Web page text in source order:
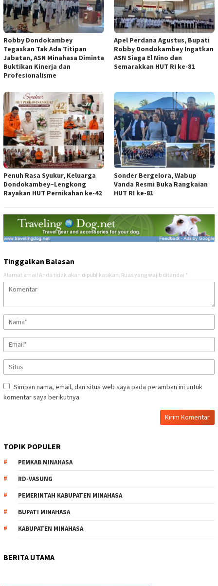
Robby Dondokambey
Tegaskan Tak Ada Titipan
Jabatan, ASN Minahasa Diminta
Buktikan Kinerja dan
Profesionalisme
Apel Perdana Agustus, Bupati
Robby Dondokambey Ingatkan
ASN Siaga El Nino dan
Semarakkan HUT RI ke-81
Penuh Rasa Syukur, Keluarga
Dondokambey–Lengkong
Rayakan HUT Pernikahan ke-42
Sonder Bergelora, Wabup
Vanda Resmi Buka Rangkaian
HUT RI ke-81
Tinggalkan Balasan
Alamat email Anda tidak akan dipublikasikan. Ruas yang wajib ditandai *
Simpan nama, email, dan situs web saya pada peramban ini untuk
komentar saya berikutnya.
TOPIK POPULER
PEMKAB MINAHASA
RD-VASUNG
PEMERINTAH KABUPATEN MINAHASA
BUPATI MINAHASA
KABUPATEN MINAHASA
BERITA UTAMA